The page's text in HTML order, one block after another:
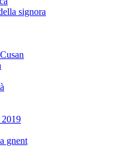
signora
2019
gnent